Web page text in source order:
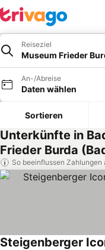
Reiseziel
Museum Frieder
An-/Abreise
Daten wählen
Sortieren
Unterkünfte in
Frieder Burda
So beeinflussen Zahlungen